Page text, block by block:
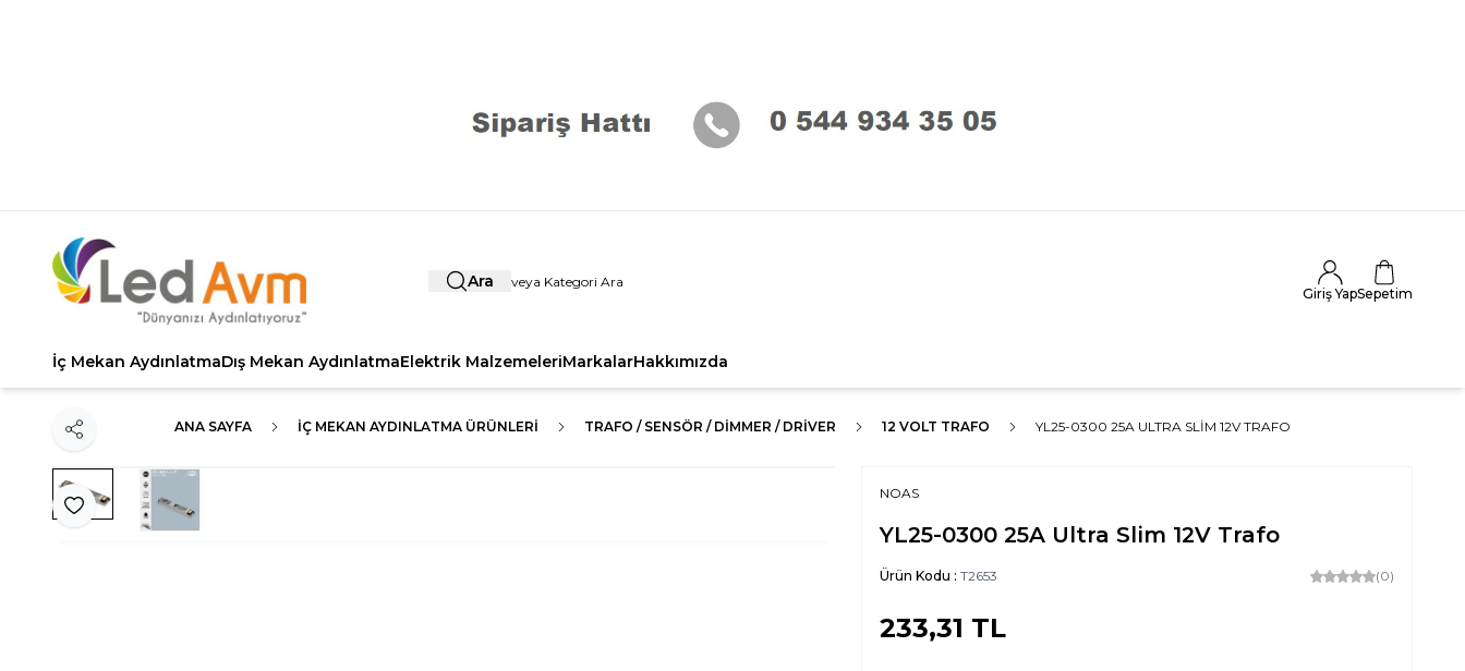
Ara
Giriş YapSepetim
İç Mekan AydınlatmaDış Mekan AydınlatmaElektrik MalzemeleriMarkalarHakkımızda
ANA SAYFA İÇ MEKAN AYDINLATMA ÜRÜNLERI TRAFO / SENSÖR / DİMMER / DRİVER 12 VOLT TRAFO YL25-0300 25A ULTRA SLIM 12V TRAFO
Favoriye Ekle
Paylaş
NOAS
YL25-0300 25A Ultra Slim 12V Trafo
Ürün Kodu : T2653 (0)
233,31 TL